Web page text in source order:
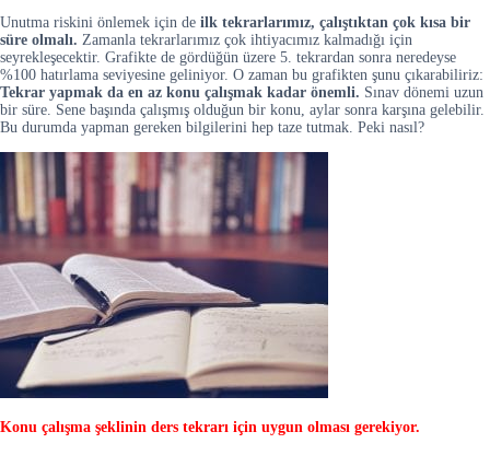
Unutma riskini önlemek için de ilk tekrarlarımız, çalıştıktan çok kısa bir
süre olmalı. Zamanla tekrarlarımız çok ihtiyacımız kalmadığı için
seyrekleşecektir. Grafikte de gördüğün üzere 5. tekrardan sonra neredeyse
%100 hatırlama seviyesine geliniyor. O zaman bu grafikten şunu çıkarabiliriz:
Tekrar yapmak da en az konu çalışmak kadar önemli. Sınav dönemi uzun
bir süre. Sene başında çalışmış olduğun bir konu, aylar sonra karşına gelebilir.
Bu durumda yapman gereken bilgilerini hep taze tutmak. Peki nasıl?
Konu çalışma şeklinin ders tekrarı için uygun olması gerekiyor.